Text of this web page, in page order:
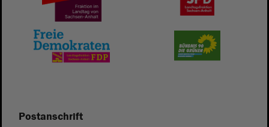
Postanschrift